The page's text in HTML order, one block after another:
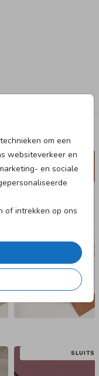
om een
websiteverkeer en
en sociale
of intrekken op ons
leuk